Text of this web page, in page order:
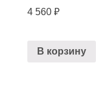
4 560 ₽
В корзину